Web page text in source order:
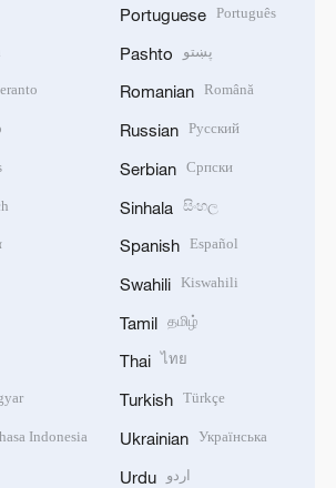
Indonesia
Portuguese Português
Pashto پښتو
Romanian Română
Russian Русский
Serbian Српски
Sinhala සිංහල
Spanish Español
Swahili Kiswahili
Tamil தமிழ்
Thai ไทย
Turkish Türkçe
Ukrainian Українська
Urdu اردو